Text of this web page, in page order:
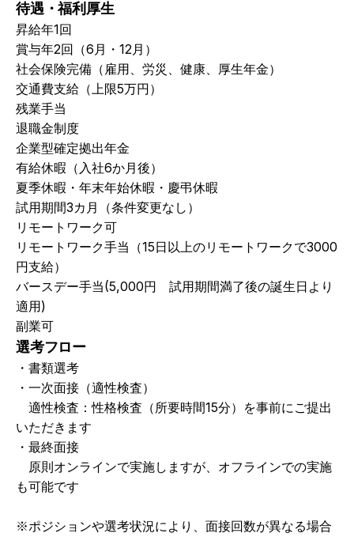
待遇・福利厚生
昇給年1回
賞与年2回（6月・12月）
社会保険完備（雇用、労災、健康、厚生年金）
交通費支給（上限5万円）
残業手当
退職金制度
企業型確定拠出年金
有給休暇（入社6か月後）
夏季休暇・年末年始休暇・慶弔休暇
試用期間3カ月（条件変更なし）
リモートワーク可
リモートワーク手当（15日以上のリモートワークで3000
円支給）
バースデー手当(5,000円　試用期間満了後の誕生日より
適用)
副業可
選考フロー
・書類選考
・一次面接（適性検査）
適性検査：性格検査（所要時間15分）を事前にご提出
いただきます
・最終面接
原則オンラインで実施しますが、オフラインでの実施
も可能です
※ポジションや選考状況により、面接回数が異なる場合